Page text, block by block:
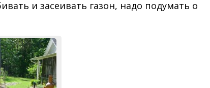
и засеивать газон, надо подумать о